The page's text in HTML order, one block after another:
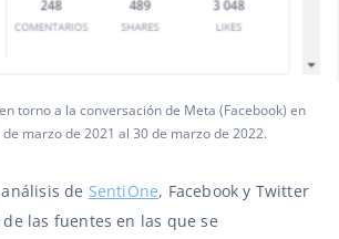
torno a la conversación de Meta (Facebook) en
marzo de 2021 al 30 de marzo de 2022.
de SentiOne, Facebook y Twitter
las fuentes en las que se